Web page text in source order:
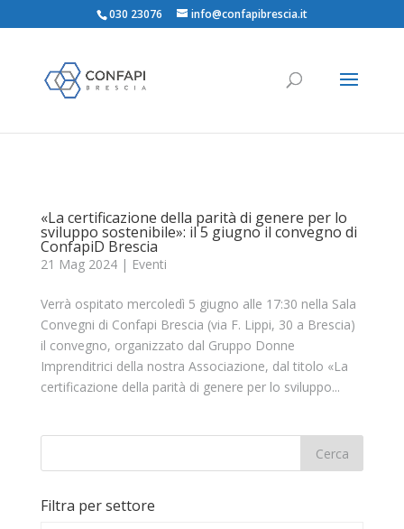
030 23076 info@confapibrescia.it
«La certificazione della parità di genere per lo
sviluppo sostenibile»: il 5 giugno il convegno di
ConfapiD Brescia
21 Mag 2024| Eventi
Verrà ospitato mercoledì 5 giugno alle 17:30 nella Sala
Convegni di Confapi Brescia (via F. Lippi, 30 a Brescia)
il convegno, organizzato dal Gruppo Donne
Imprenditrici della nostra Associazione, dal titolo «La
certificazione della parità di genere per lo sviluppo...
Filtra per settore